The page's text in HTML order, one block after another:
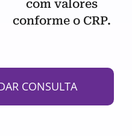
com valores
conforme o CRP.
CONSULTA